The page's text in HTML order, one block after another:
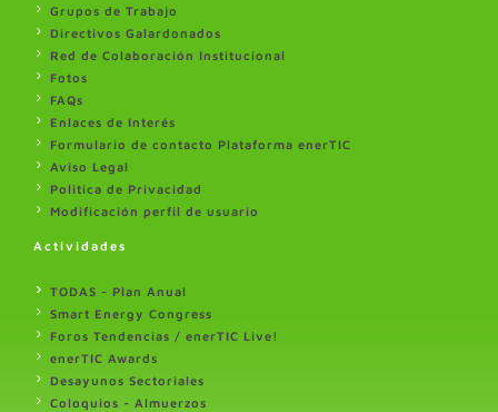
Grupos de Trabajo
Directivos Galardonados
Red de Colaboración Institucional
Fotos
FAQs
Enlaces de Interés
Formulario de contacto Plataforma enerTIC
Aviso Legal
Politica de Privacidad
Modificación perfil de usuario
Actividades
TODAS - Plan Anual
Smart Energy Congress
Foros Tendencias / enerTIC Live!
enerTIC Awards
Desayunos Sectoriales
Coloquios - Almuerzos